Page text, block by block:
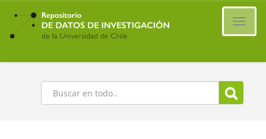
Ir
contenido
principal
Buscar